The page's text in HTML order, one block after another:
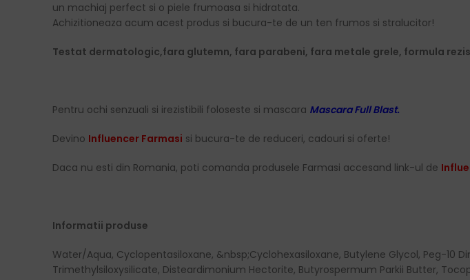
un machiaj perfect si o piele frumoasa si hidratata.
Achizitioneaza acum acest produs si bucura-te de un ten frumos si stralucitor!
Testat dermatologic,fara glutemn, fara parabeni, fara metale grele, formula
Pentru ochi senzuali si irezistibili foloseste si mascara Mascara Full Blast.
Devino Influencer Farmasi si bucura-te de reduceri, cadouri si oferte!
Daca nu esti din Romania, poti comanda produsele Farmasi accesand link-ul de
Informatii produse
Water/Aqua, Cyclopentasiloxane, &nbsp;Cyclohexasiloxane, Butylene Glycol, Peg-10
Trimethylsiloxysilicate, Disteardimonium Hectorite, Butyrospermum Parkii Butter,